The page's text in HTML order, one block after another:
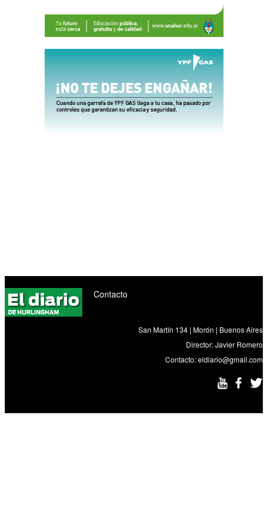
Contacto
San Martín 134 | Morón | Buenos Aires
Director: Javier Romero
Contacto:eldiario@gmail.com